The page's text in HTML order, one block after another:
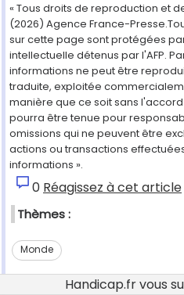
« Tous droits de reproduction et
(2026) Agence France-
sur cette page sont protégées
intellectuelle détenus par l'AFP.
informations ne peut être
traduite, exploitée
manière que ce soit sans l'accord
pourra être tenue pour
omissions qui ne peuvent être
actions ou transactions
informations ».
0 Réagissez à cet article
Thèmes :
Monde
Handicap.fr vous